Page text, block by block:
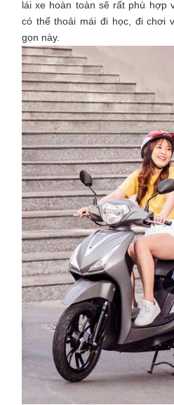
lái xe hoàn toàn sẽ rất phù hợp
có thể thoải mái đi học, đi chơi
gọn này.